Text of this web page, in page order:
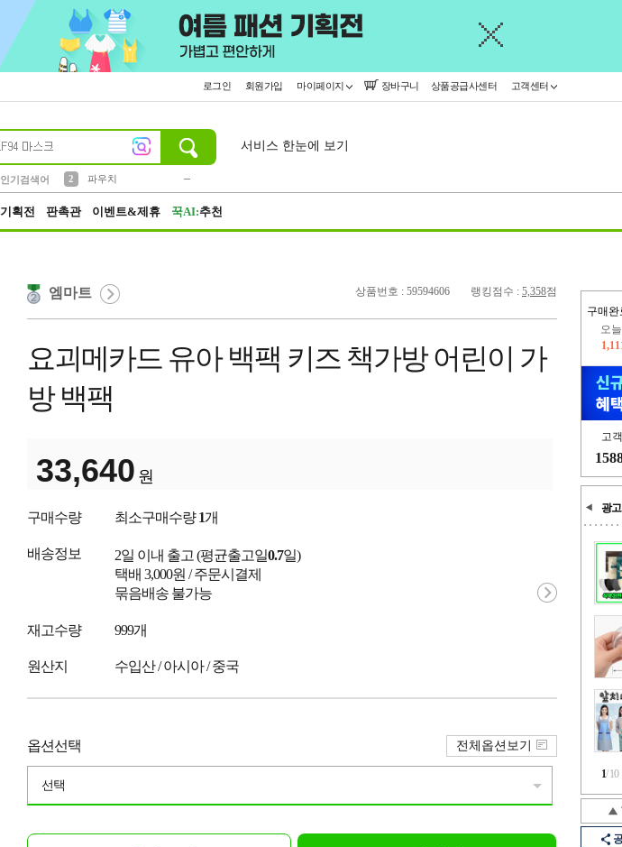
로그인 회원가입 마이페이지 장바구니 상품공급사센터 고객센터
인기검색어
2
파우치
서비스 한눈에 보기
기획전 판촉관 이벤트&제휴 꾹AI:추천
구매완
오
고
광고
1/10
상품번호 : 59594606 랭킹점수 : 5,358점
엠마트
요괴메카드 유아 백팩 키즈 책가방 어린이 가
방 백팩
33,640 원
구매수량 최소구매수량1개
배송정보 2일 이내 출고 (평균출고일0.7일)
택배 3,000원 / 주문시결제
묶음배송 불가능
재고수량 999개
원산지 수입산 / 아시아 / 중국
옵션선택
선택
전체옵션보기